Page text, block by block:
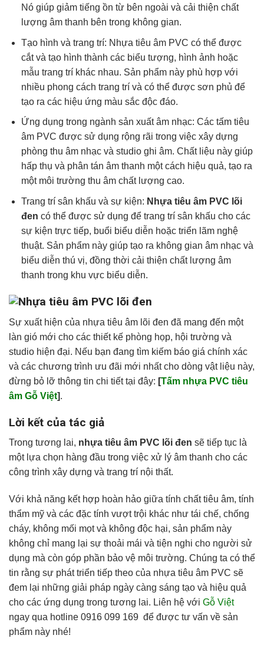
Nó giúp giảm tiếng ồn từ bên ngoài và cải thiện chất
lượng âm thanh bên trong không gian.
Tạo hình và trang trí: Nhựa tiêu âm PVC có thể được
cắt và tạo hình thành các biểu tượng, hình ảnh hoặc
mẫu trang trí khác nhau. Sản phẩm này phù hợp với
nhiều phong cách trang trí và có thể được sơn phủ để
tạo ra các hiệu ứng màu sắc độc đáo.
Ứng dụng trong ngành sản xuất âm nhạc: Các tấm tiêu
âm PVC được sử dụng rộng rãi trong việc xây dựng
phòng thu âm nhạc và studio ghi âm. Chất liệu này giúp
hấp thụ và phân tán âm thanh một cách hiệu quả, tạo ra
một môi trường thu âm chất lượng cao.
Trang trí sân khấu và sự kiện: Nhựa tiêu âm PVC lõi
đen có thể được sử dụng để trang trí sân khấu cho các
sự kiện trực tiếp, buổi biểu diễn hoặc triển lãm nghệ
thuật. Sản phẩm này giúp tạo ra không gian âm nhạc và
biểu diễn thú vị, đồng thời cải thiện chất lượng âm
thanh trong khu vực biểu diễn.
Sự xuất hiện của nhựa tiêu âm lõi đen đã mang đến một
làn gió mới cho các thiết kế phòng họp, hội trường và
studio hiện đại. Nếu bạn đang tìm kiếm báo giá chính xác
và các chương trình ưu đãi mới nhất cho dòng vật liệu này,
đừng bỏ lỡ thông tin chi tiết tại đây: [Tấm nhựa PVC tiêu
âm Gỗ Việt].
Lời kết của tác giả
Trong tương lai, nhựa tiêu âm PVC lõi đen sẽ tiếp tục là
một lựa chọn hàng đầu trong việc xử lý âm thanh cho các
công trình xây dựng và trang trí nội thất.
Với khả năng kết hợp hoàn hảo giữa tính chất tiêu âm, tính
thẩm mỹ và các đặc tính vượt trội khác như tái chế, chống
cháy, không mối mọt và không độc hại, sản phẩm này
không chỉ mang lại sự thoải mái và tiện nghi cho người sử
dụng mà còn góp phần bảo vệ môi trường. Chúng ta có thể
tin rằng sự phát triển tiếp theo của nhựa tiêu âm PVC sẽ
đem lại những giải pháp ngày càng sáng tạo và hiệu quả
cho các ứng dụng trong tương lai. Liên hệ với Gỗ Việt
ngay qua hotline 0916 099 169 để được tư vấn về sản
phẩm này nhé!